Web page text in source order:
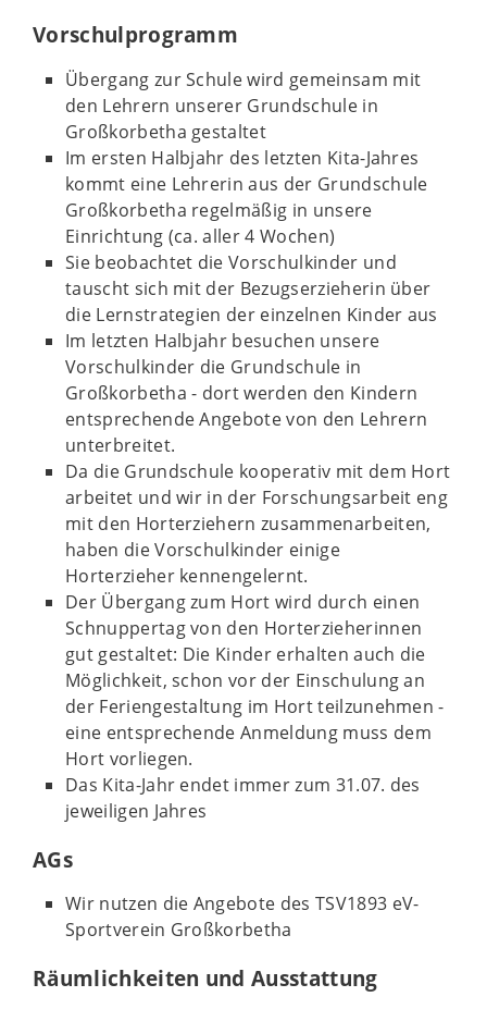
Vorschulprogramm
Übergang zur Schule wird gemeinsam mit
den Lehrern unserer Grundschule in
Großkorbetha gestaltet
Im ersten Halbjahr des letzten Kita-Jahres
kommt eine Lehrerin aus der Grundschule
Großkorbetha regelmäßig in unsere
Einrichtung (ca. aller 4 Wochen)
Sie beobachtet die Vorschulkinder und
tauscht sich mit der Bezugserzieherin über
die Lernstrategien der einzelnen Kinder aus
Im letzten Halbjahr besuchen unsere
Vorschulkinder die Grundschule in
Großkorbetha - dort werden den Kindern
entsprechende Angebote von den Lehrern
unterbreitet.
Da die Grundschule kooperativ mit dem Hort
arbeitet und wir in der Forschungsarbeit eng
mit den Horterziehern zusammenarbeiten,
haben die Vorschulkinder einige
Horterzieher kennengelernt.
Der Übergang zum Hort wird durch einen
Schnuppertag von den Horterzieherinnen
gut gestaltet: Die Kinder erhalten auch die
Möglichkeit, schon vor der Einschulung an
der Feriengestaltung im Hort teilzunehmen -
eine entsprechende Anmeldung muss dem
Hort vorliegen.
Das Kita-Jahr endet immer zum 31.07. des
jeweiligen Jahres
AGs
Wir nutzen die Angebote des TSV1893 eV-
Sportverein Großkorbetha
Räumlichkeiten und Ausstattung